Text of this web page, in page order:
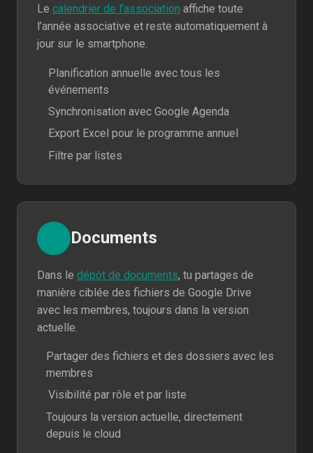
Le calendrier de l’association affiche toute
l’année associative et reste automatiquement à
jour sur le smartphone.
Planification annuelle avec tous les
événements
Synchronisation avec Google Agenda
Export Excel pour le programme annuel
Filtre par listes
Documents
Dans le dépôt de documents, tu partages de
manière ciblée des fichiers de Google Drive
avec les membres, toujours dans la version
actuelle.
Partager des fichiers et des dossiers avec les
membres
Visibilité par rôle et par liste
Toujours la version actuelle, directement
depuis le cloud